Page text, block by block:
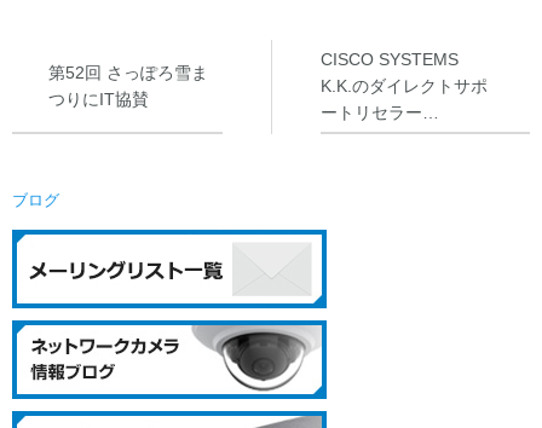
第52回 さっぽろ雪ま
つりにIT協賛
CISCO SYSTEMS
K.K.のダイレクトサポ
ートリセラー…
ブログ